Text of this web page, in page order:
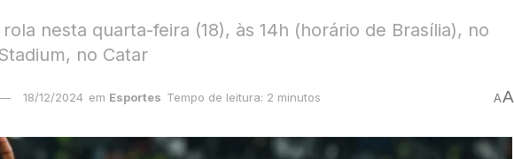
nesta quarta-feira (18), às 14h (horário de Brasília), no
no Catar
18/12/2024 em Esportes Tempo de leitura: 2 minutos AA